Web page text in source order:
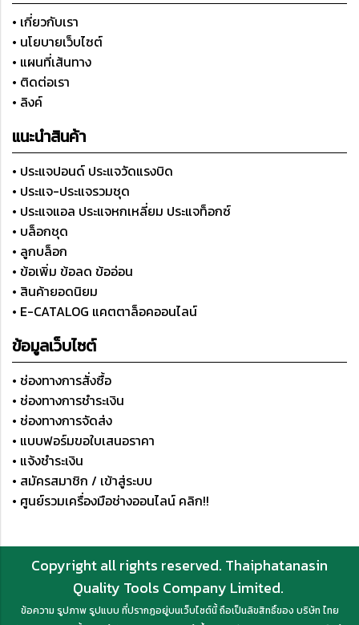
• เกี่ยวกับเรา
• นโยบายเว็บไซต์
• แผนที่เส้นทาง
• ติดต่อเรา
• ลิงค์
แนะนำสินค้า
• ประแจปอนด์ ประแจวัดแรงบิด
• ประแจ-ประแจรวมชุด
• ประแจแอล ประแจหกเหลี่ยม ประแจท็อกซ์
• บล็อกชุด
• ลูกบล็อก
• ข้อเพิ่ม ข้อลด ข้ออ่อน
• สินค้ายอดนิยม
• E-CATALOG แคตตาล็อคออนไลน์
ข้อมูลเว็บไซต์
• ช่องทางการสั่งซื้อ
• ช่องทางการชำระเงิน
• ช่องทางการจัดส่ง
• แบบฟอร์มขอใบเสนอราคา
• แจ้งชำระเงิน
• สมัครสมาชิก / เข้าสู่ระบบ
• ศูนย์รวมเครื่องมือช่างออนไลน์ คลิก!!
Copyright all rights reserved. Thaiphatanasin
Quality Tools Company Limited.
ข้อความ รูปภาพ รูปแบบ ที่ปรากฏอยู่บนเว็บไซต์นี้ ถือเป็นลิขสิทธิ์ของ บริษัท ไทย